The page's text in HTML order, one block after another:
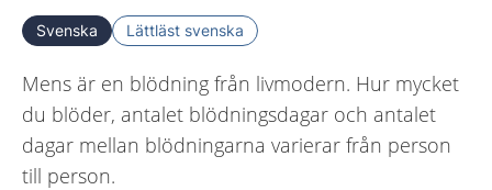
Svenska Lättläst svenska
Mens är en blödning från livmodern. Hur mycket
du blöder, antalet blödningsdagar och antalet
dagar mellan blödningarna varierar från person
till person.